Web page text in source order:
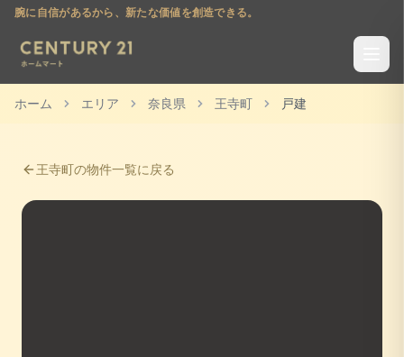
腕に自信があるから、新たな価値を創造できる。
ホーム エリア 奈良県 王寺町 戸建
王寺町の物件一覧に戻る